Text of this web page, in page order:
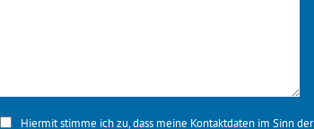
Hiermit stimme ich zu, dass meine Kontaktdaten im Sinn der